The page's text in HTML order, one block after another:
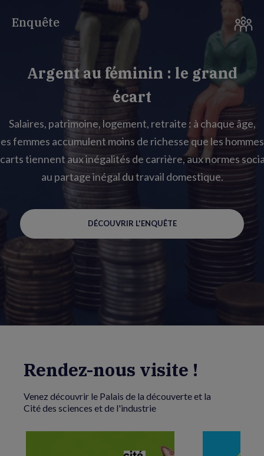
Enquête
Argent au féminin : le grand
écart
Salaires, patrimoine, logement, retraite : à chaque âge,
femmes accumulent moins de richesse que les
tiennent aux inégalités de carrière, aux normes
au partage inégal du travail domestique.
DÉCOUVRIR L'ENQUÊTE
Rendez-nous visite !
Venez découvrir le Palais de la découverte et la
Cité des sciences et de l'industrie